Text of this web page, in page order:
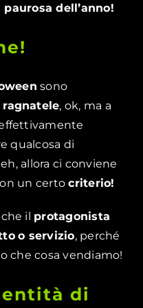
dell’anno!
sono
ragnatele, ok, ma a
qualcosa di
allora ci conviene
un certocriterio!
il protagonista
o servizio, perché
che cosa vendiamo!
di